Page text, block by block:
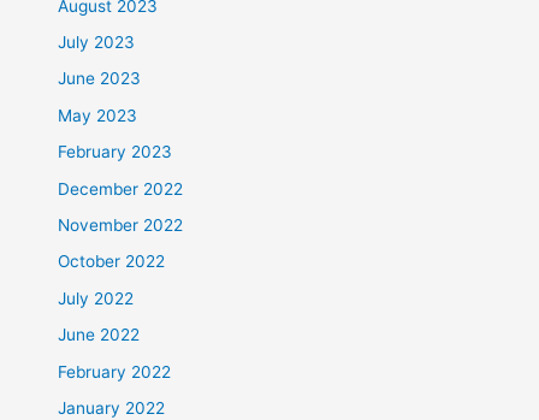
August 2023
July 2023
June 2023
May 2023
February 2023
December 2022
November 2022
October 2022
July 2022
June 2022
February 2022
January 2022